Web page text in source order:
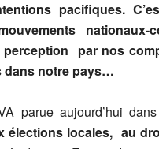
pacifiques.
nationaux-
perception par nos
dans notre pays…
parue aujourd’hui dans
locales, au